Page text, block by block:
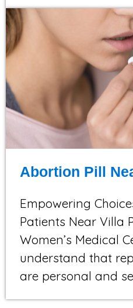
Abortion Pill
Empowering
Patients Near Villa
Women’s Medical
understand that
are personal and